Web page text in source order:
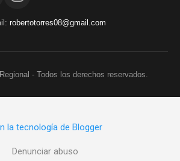
robertotorres08@gmail.com
- Todos los derechos reservados.
la tecnología de Blogger
Denunciar abuso